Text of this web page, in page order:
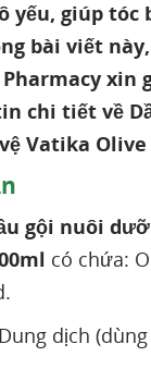
yếu, giúp tóc
bài viết
xin
chi tiết về
Vatika Olive
gội nuôi
có chứa:
dịch